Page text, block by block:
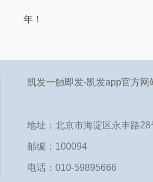
年！
凯发一触即发-凯发app官方网
地址：北京市海淀区永丰路28
邮编：100094
电话：010-59895666